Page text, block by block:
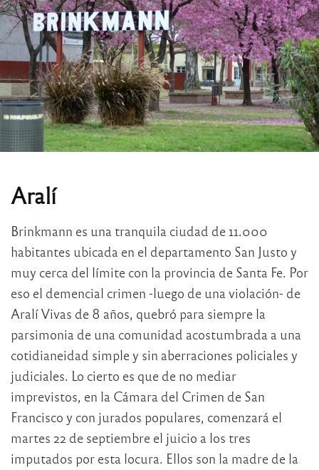
Aralí
Brinkmann es una tranquila ciudad de 11.000
habitantes ubicada en el departamento San Justo y
muy cerca del límite con la provincia de Santa Fe. Por
eso el demencial crimen -luego de una violación- de
Aralí Vivas de 8 años, quebró para siempre la
parsimonia de una comunidad acostumbrada a una
cotidianeidad simple y sin aberraciones policiales y
judiciales. Lo cierto es que de no mediar
imprevistos, en la Cámara del Crimen de San
Francisco y con jurados populares, comenzará el
martes 22 de septiembre el juicio a los tres
imputados por esta locura. Ellos son la madre de la